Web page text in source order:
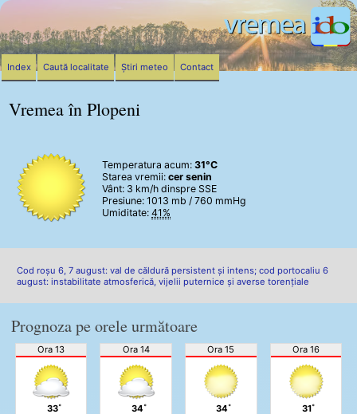
Vremea în Plopeni
Temperatura acum: 31°C
Starea vremii: cer senin
Vânt: 3 km/h dinspre SSE
Presiune: 1013 mb / 760 mmHg
Umiditate: 41%
Cod roșu 6, 7 august: val de căldură persistent și intens; cod portocaliu 6
august: instabilitate atmosferică, vijelii puternice și averse torențiale
Prognoza pe orele următoare
Ora 13
33˚
Ora 14
34˚
Ora 15
34˚
Ora 16
31˚
Index Caută localitate Știri meteo Contact